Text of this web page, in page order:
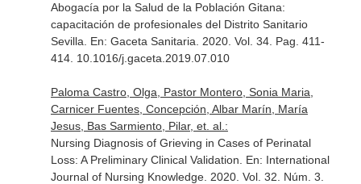
Abogacía por la Salud de la Población Gitana:
capacitación de profesionales del Distrito Sanitario
Sevilla. En: Gaceta Sanitaria . 2020. Vol. 34. Pag. 411-
414. 10.1016/j.gaceta.2019.07.010
Paloma Castro, Olga, Pastor Montero, Sonia Maria,
Carnicer Fuentes, Concepción, Albar Marín, María
Jesus, Bas Sarmiento, Pilar, et. al.:
Nursing Diagnosis of Grieving in Cases of Perinatal
Loss: A Preliminary Clinical Validation. En: International
Journal of Nursing Knowledge. 2020. Vol. 32. Núm. 3.